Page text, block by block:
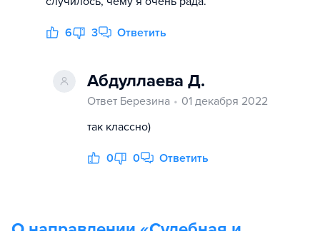
6 3 Ответить
Абдуллаева Д.
Ответ Березина
01 декабря 2022
так классно)
0 0 Ответить